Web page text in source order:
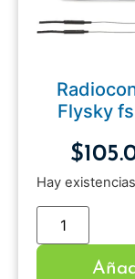
Flysky
$
Hay existencias